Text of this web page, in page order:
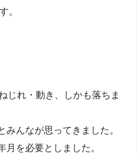
。
じれ・動き、しかも落ちま
みんなが思ってきました。
月を必要としました。